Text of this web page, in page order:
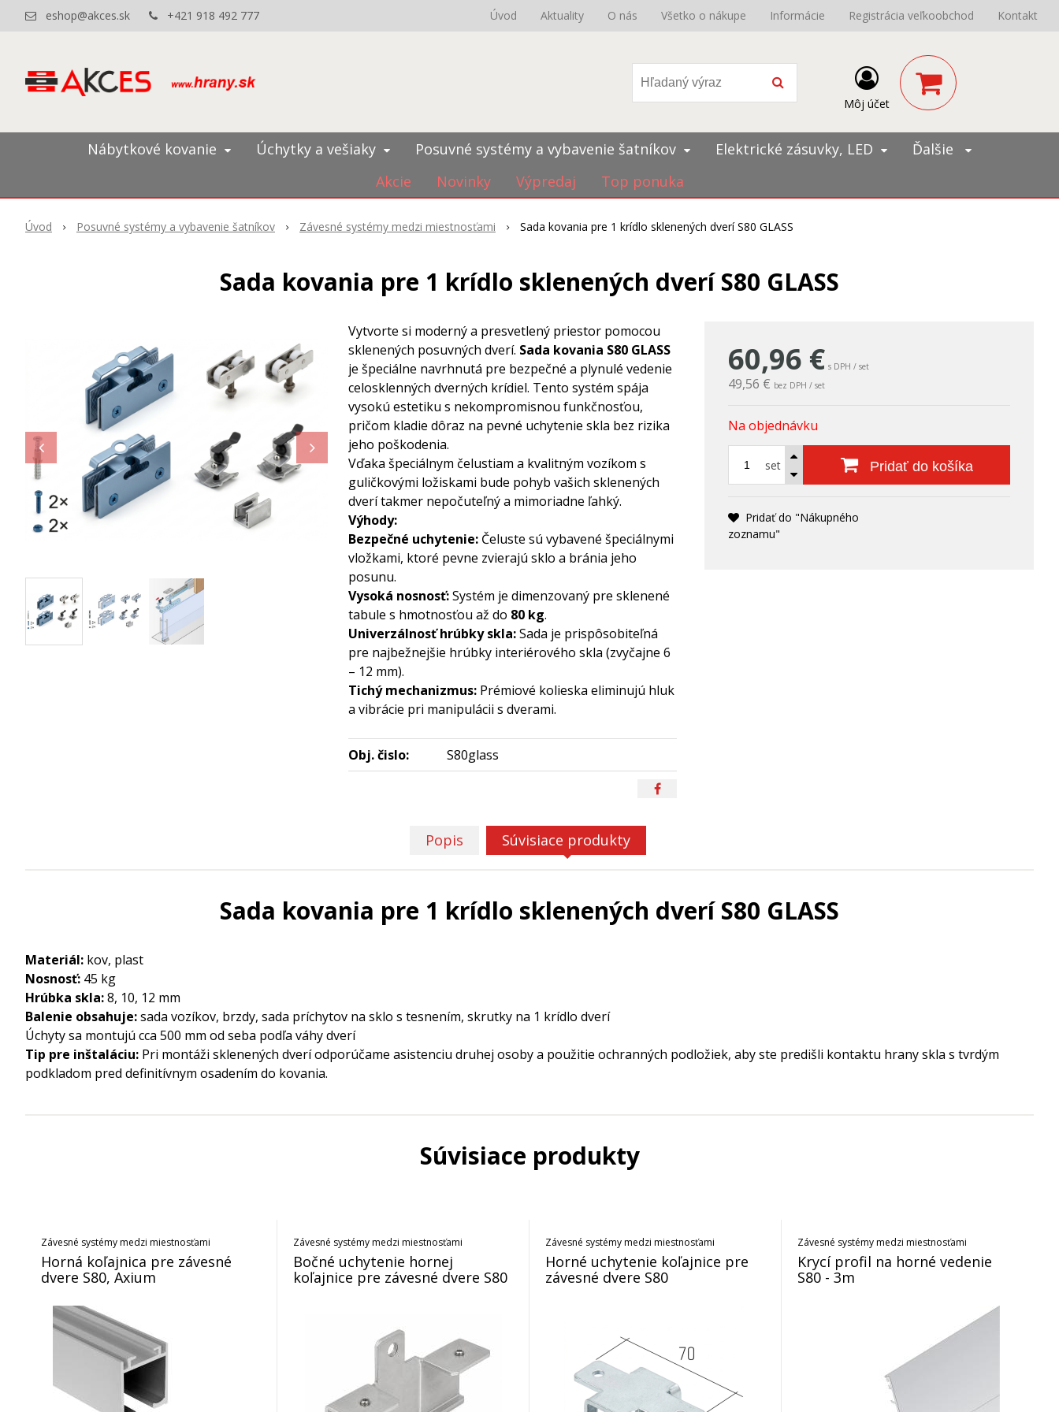
eshop@akces.sk +421 918 492 777 Úvod Aktuality O nás Všetko o nákupe Informácie Registrácia veľkoobchod Kontakt
Môj účet
Nábytkové kovanie Úchytky a vešiaky Posuvné systémy a vybavenie šatníkov Elektrické zásuvky, LED
Ďalšie
Akcie
Novinky Výpredaj Top ponuka
Úvod Posuvné systémy a vybavenie šatníkov Závesné systémy medzi miestnosťami Sada kovania pre 1 krídlo sklenených dverí S80 GLASS
Sada kovania pre 1 krídlo sklenených dverí S80 GLASS
60,96 € s DPH / set
49,56 € bez DPH / set
Na objednávku
set Pridať do košíka
Pridať do "Nákupného
zoznamu"
Vytvorte si moderný a presvetlený priestor pomocou
sklenených posuvných dverí. Sada kovania S80 GLASS
je špeciálne navrhnutá pre bezpečné a plynulé vedenie
celosklenných dverných krídiel. Tento systém spája
vysokú estetiku s nekompromisnou funkčnosťou,
pričom kladie dôraz na pevné uchytenie skla bez rizika
jeho poškodenia.
Vďaka špeciálnym čelustiam a kvalitným vozíkom s
guličkovými ložiskami bude pohyb vašich sklenených
dverí takmer nepočuteľný a mimoriadne ľahký.
Výhody:
Bezpečné uchytenie:Čeluste sú vybavené špeciálnymi
vložkami, ktoré pevne zvierajú sklo a bránia jeho
posunu.
Vysoká nosnosť:Systém je dimenzovaný pre sklenené
tabule s hmotnosťou až do 80 kg.
Univerzálnosť hrúbky skla:Sada je prispôsobiteľná
pre najbežnejšie hrúbky interiérového skla (zvyčajne 6
– 12 mm).
Tichý mechanizmus:Prémiové kolieska eliminujú hluk
a vibrácie pri manipulácii s dverami.
Obj. čislo: S80glass
Popis Súvisiace produkty
Sada kovania pre 1 krídlo sklenených dverí S80 GLASS
Materiál: kov, plast
Nosnosť: 45 kg
Hrúbka skla:8, 10, 12 mm
Balenie obsahuje:sada vozíkov, brzdy, sada príchytov na sklo s tesnením, skrutky na 1 krídlo dverí
Úchyty sa montujú cca 500 mm od seba podľa váhy dverí
Tip pre inštaláciu: Pri montáži sklenených dverí odporúčame asistenciu druhej osoby a použitie ochranných podložiek, aby ste predišli kontaktu hrany skla s tvrdým
podkladom pred definitívnym osadením do kovania.
Súvisiace produkty
Závesné systémy medzi miestnosťami
Horná koľajnica pre závesné
dvere S80, Axium
Závesné systémy medzi miestnosťami
Bočné uchytenie hornej
koľajnice pre závesné dvere S80
Závesné systémy medzi miestnosťami
Horné uchytenie koľajnice pre
závesné dvere S80
Závesné systémy medzi miestnosťami
Krycí profil na horné vedenie
S80 - 3m